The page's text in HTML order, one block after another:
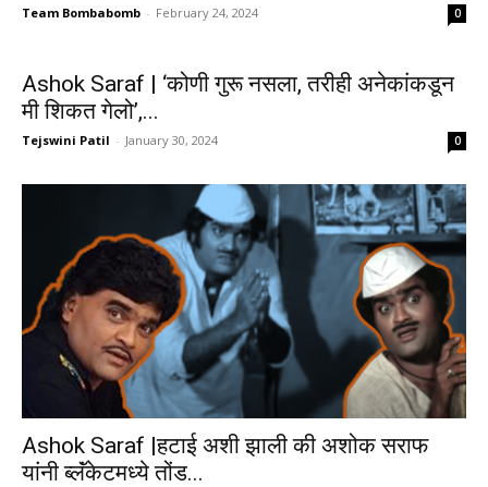
Team Bombabomb - February 24, 2024 0
Ashok Saraf | ‘कोणी गुरू नसला, तरीही अनेकांकडून
मी शिकत गेलो’,...
Tejswini Patil - January 30, 2024 0
Ashok Saraf |हटाई अशी झाली की अशोक सराफ
यांनी ब्लॅंकेटमध्ये तोंड...